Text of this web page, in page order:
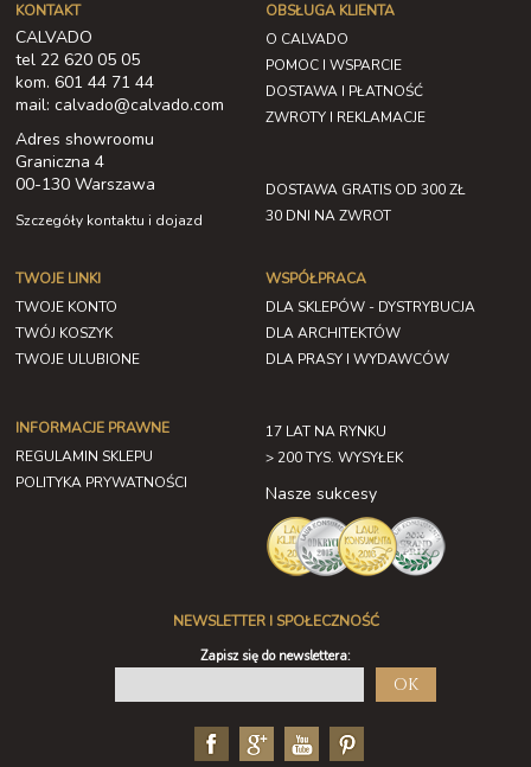
KONTAKT
CALVADO
tel 22 620 05 05
kom. 601 44 71 44
mail: calvado@calvado.com
Adres showroomu
Graniczna 4
00-130 Warszawa
Szczegóły kontaktu i dojazd
OBSŁUGA KLIENTA
O CALVADO
POMOC I WSPARCIE
DOSTAWA I PŁATNOŚĆ
ZWROTY I REKLAMACJE
DOSTAWA GRATIS OD 300 ZŁ
30 DNI NA ZWROT
TWOJE LINKI
TWOJE KONTO
TWÓJ KOSZYK
TWOJE ULUBIONE
INFORMACJE PRAWNE
REGULAMIN SKLEPU
POLITYKA PRYWATNOŚCI
WSPÓŁPRACA
DLA SKLEPÓW - DYSTRYBUCJA
DLA ARCHITEKTÓW
DLA PRASY I WYDAWCÓW
17 LAT NA RYNKU
> 200 TYS. WYSYŁEK
Nasze sukcesy
NEWSLETTER I SPOŁECZNOŚĆ
Zapisz się do newslettera:
OK